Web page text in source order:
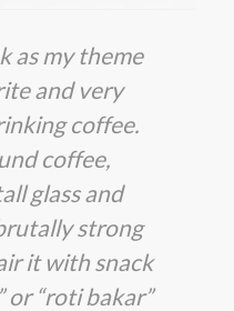
as my theme
and very
coffee.
coffee,
glass and
strong
it with snack
or “roti bakar”